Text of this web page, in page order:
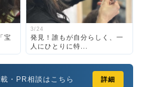
宝
3/24
発見！誰もが自分らしく、一
人にひとりに特...
・PR相談はこちら 詳細